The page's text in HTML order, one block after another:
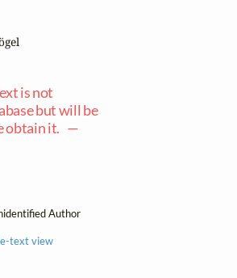
is not
but will be
obtain it. —
Author
text view